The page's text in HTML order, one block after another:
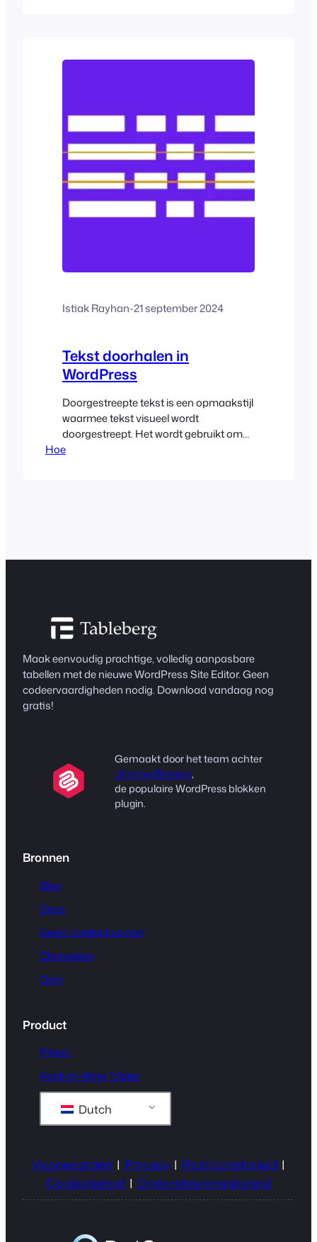
kennisbank. Het kan waarde toevoegen
Istiak Rayhan-21 september 2024
Tekst doorhalen in
WordPress
Doorgestreepte tekst is een opmaakstijl
waarmee tekst visueel wordt
doorgestreept. Het wordt gebruikt om
aan te geven dat bepaalde tekst is
standaard Gutenberg blokbewerker...
Hoe
Maak eenvoudig prachtige, volledig aanpasbare
tabellen met de nieuwe WordPress Site Editor. Geen
codeervaardigheden nodig. Download vandaag nog
gratis!
Gemaakt door het team achter
Ultieme Blokken,
de populaire WordPress blokken
plugin.
Bronnen
Blog
Docs
Neem contact op met
Changelog
Over
Product
Prijzen
Kant-en-klare Tables
Dutch
Voorwaarden | Privacy | Restitutiebeleid |
Cookiebeleid | Ondersteuningsbeleid